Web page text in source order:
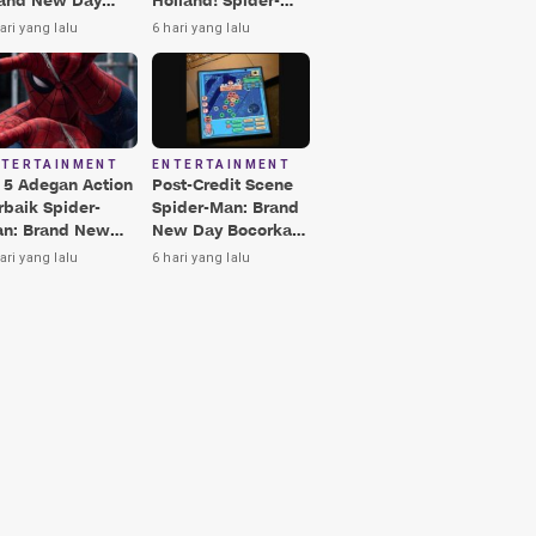
Nomor 3
yang lalu
Man: Brand New
Terbaik Era MCU
6 hari yang lalu
5 Adegan Action
Spider-
Brand New
Ada Hulk vs
yang lalu
ENTERTAINMENT
Post-Credit Scene
Spider-Man: Brand
New Day Bocorkan
Lokasi Peter di Luar
6 hari yang lalu